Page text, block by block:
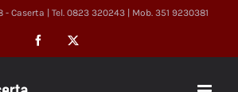
Caserta | Tel. 0823 320243 | Mob. 351 9230381
Facebook